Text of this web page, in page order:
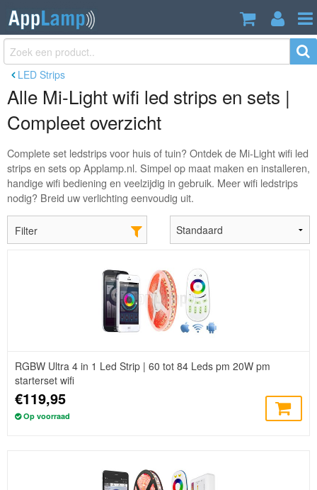
LED Strips
Alle Mi-Light wifi led strips en sets |
Compleet overzicht
Complete set ledstrips voor huis of tuin? Ontdek de Mi-Light wifi led
strips en sets op Applamp.nl. Simpel op maat maken en installeren,
handige wifi bediening en veelzijdig in gebruik. Meer wifi ledstrips
nodig? Breid uw verlichting eenvoudig uit.
Filter
RGBW Ultra 4 in 1 Led Strip | 60 tot 84 Leds pm 20W pm
starterset wifi
€119,95
Op voorraad